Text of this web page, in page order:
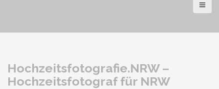
Hochzeitsfotografie.NRW –
Hochzeitsfotograf für NRW